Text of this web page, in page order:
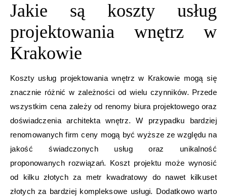
Jakie są koszty usług
projektowania wnętrz w
Krakowie
Koszty usług projektowania wnętrz w Krakowie mogą się
znacznie różnić w zależności od wielu czynników. Przede
wszystkim cena zależy od renomy biura projektowego oraz
doświadczenia architekta wnętrz. W przypadku bardziej
renomowanych firm ceny mogą być wyższe ze względu na
jakość świadczonych usług oraz unikalność
proponowanych rozwiązań. Koszt projektu może wynosić
od kilku złotych za metr kwadratowy do nawet kilkuset
złotych za bardziej kompleksowe usługi. Dodatkowo warto